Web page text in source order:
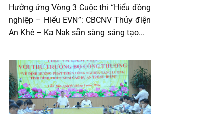
Hưởng ứng Vòng 3 Cuộc thi “Hiểu đồng
nghiệp – Hiểu EVN”: CBCNV Thủy điện
An Khê – Ka Nak sẵn sàng sáng tạo...